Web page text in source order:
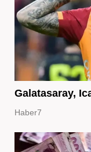
Galatasaray,
Haber7